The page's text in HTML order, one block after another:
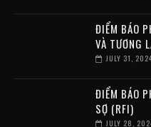
ĐIỂM BÁO
VÀ TƯƠNG
JULY 31,
ĐIỂM BÁO
SỢ (RFI)
JULY 28,